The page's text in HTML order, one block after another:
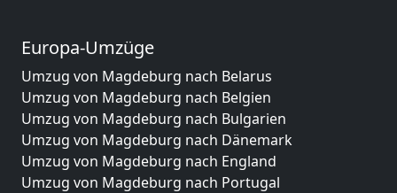
Europa-Umzüge
Umzug von Magdeburg nach Belarus
Umzug von Magdeburg nach Belgien
Umzug von Magdeburg nach Bulgarien
Umzug von Magdeburg nach Dänemark
Umzug von Magdeburg nach England
Umzug von Magdeburg nach Portugal